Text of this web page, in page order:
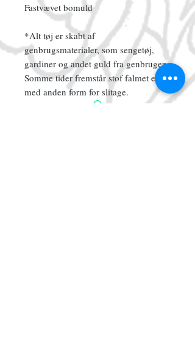
Fastvævet bomuld
*Alt tøj er skabt af
genbrugsmaterialer, som sengetøj,
gardiner og andet guld fra genbrugen.
Somme tider fremstår stof falmet eller
med anden form for slitage.